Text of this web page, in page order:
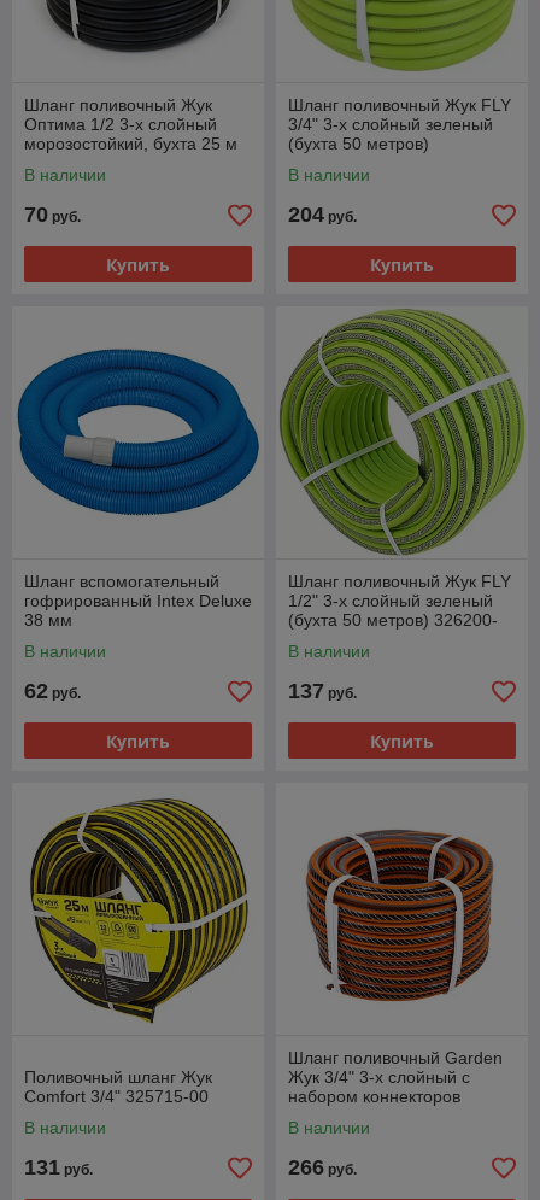
Шланг поливочный Жук
Оптима 1/2 3-х слойный
морозостойкий, бухта 25 м
В наличии
70 руб.
Купить
Шланг поливочный Жук FLY
3/4" 3-х слойный зеленый
(бухта 50 метров)
В наличии
204 руб.
Купить
Шланг вспомогательный
гофрированный Intex Deluxe
38 мм
В наличии
62 руб.
Купить
Шланг поливочный Жук FLY
1/2" 3-х слойный зеленый
(бухта 50 метров) 326200-
В наличии
137 руб.
Купить
Поливочный шланг Жук
Comfort 3/4" 325715-00
В наличии
131 руб.
Шланг поливочный Garden
Жук 3/4" 3-х слойный с
набором коннекторов
В наличии
266 руб.